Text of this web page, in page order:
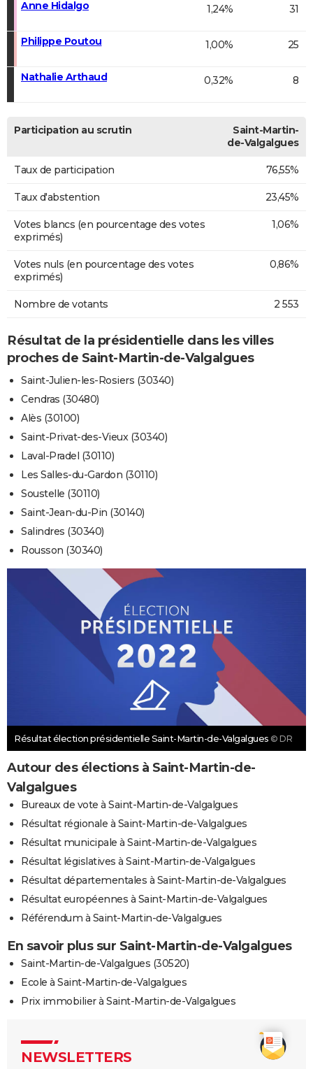
Anne Hidalgo 1,24% 31
Philippe Poutou 1,00% 25
Nathalie Arthaud 0,32% 8
Participation au scrutin
Saint-Martin-
de-Valgalgues
Taux de participation 76,55%
Taux d'abstention 23,45%
Votes blancs (en pourcentage des votes
exprimés)
1,06%
Votes nuls (en pourcentage des votes
exprimés)
0,86%
Nombre de votants 2 553
Résultat de la présidentielle dans les villes
proches de Saint-Martin-de-Valgalgues
Saint-Julien-les-Rosiers (30340)
Cendras (30480)
Alès (30100)
Saint-Privat-des-Vieux (30340)
Laval-Pradel (30110)
Les Salles-du-Gardon (30110)
Soustelle (30110)
Saint-Jean-du-Pin (30140)
Salindres (30340)
Rousson (30340)
Résultat élection présidentielle Saint-Martin-de-Valgalgues © DR
Autour des élections à Saint-Martin-de-
Valgalgues
Bureaux de vote à Saint-Martin-de-Valgalgues
Résultat régionale à Saint-Martin-de-Valgalgues
Résultat municipale à Saint-Martin-de-Valgalgues
Résultat législatives à Saint-Martin-de-Valgalgues
Résultat départementales à Saint-Martin-de-Valgalgues
Résultat européennes à Saint-Martin-de-Valgalgues
Référendum à Saint-Martin-de-Valgalgues
En savoir plus sur Saint-Martin-de-Valgalgues
Saint-Martin-de-Valgalgues (30520)
Ecole à Saint-Martin-de-Valgalgues
Prix immobilier à Saint-Martin-de-Valgalgues
NEWSLETTERS